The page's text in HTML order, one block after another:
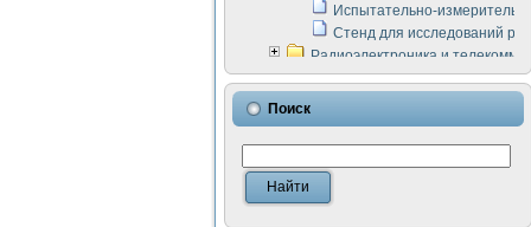
Испытательно-
Стенд для исследований
Радиоэлектроника и
LabVIEW в расчетах
Аппаратно-программный
Виртуальный лабораторный
Измерение шумовых
Измерительный
Инструменты для
Инструменты для
Поиск